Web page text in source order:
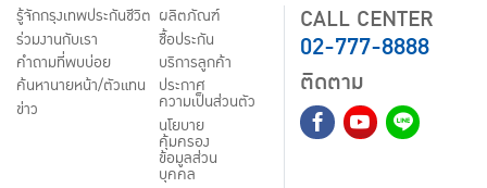
รู้จักกรุงเทพประกันชีวิต
ร่วมงานกับเรา
คำถามที่พบบ่อย
ค้นหานายหน้า/ตัวแทน
ข่าว
ผลิตภัณฑ์
ชื้อประกัน
บริการลูกค้า
ประกาศ
ความเป็นส่วนตัว
นโยบาย
คุ้มครอง
ข้อมูลส่วน
บุคคล
CALL CENTER
02-777-8888
ติดตาม